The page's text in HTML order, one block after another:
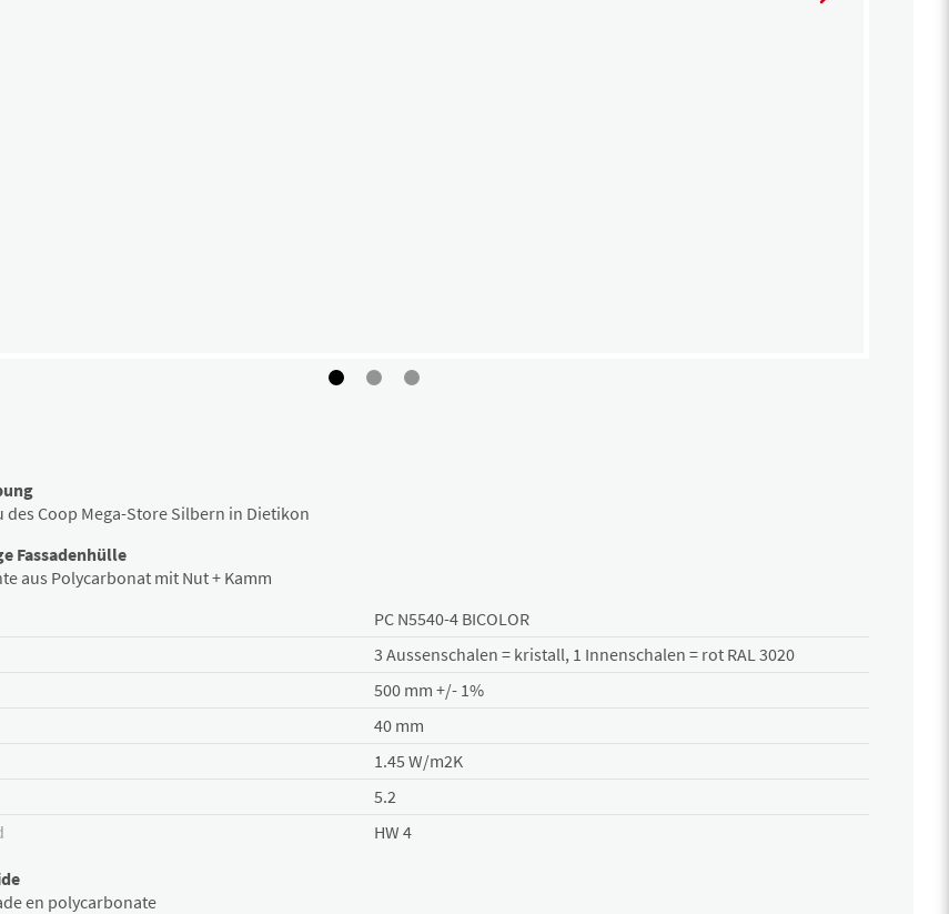
des Coop Mega-Store Silbern in Dietikon
Fassadenhülle
aus Polycarbonat mit Nut + Kamm
PC N5540-4 BICOLOR
3 Aussenschalen = kristall, 1 Innenschalen = rot RAL 3020
500 mm +/- 1%
40 mm
1.45 W/m2K
5.2
HW 4
en polycarbonate